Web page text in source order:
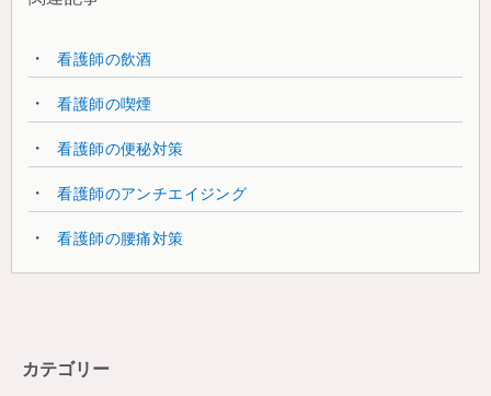
看護師の飲酒
看護師の喫煙
看護師の便秘対策
看護師のアンチエイジング
看護師の腰痛対策
カテゴリー